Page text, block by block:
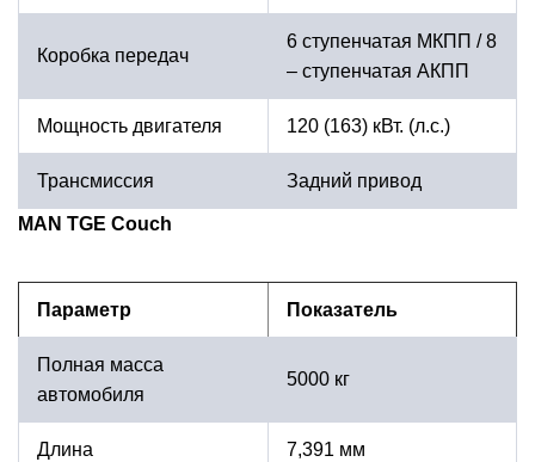
Коробка передач
6 ступенчатая МКПП / 8
– ступенчатая АКПП
Мощность двигателя 120 (163) кВт. (л.с.)
Трансмиссия Задний привод
MAN TGE Couch
Параметр Показатель
Полная масса
автомобиля
5000 кг
Длина 7,391 мм